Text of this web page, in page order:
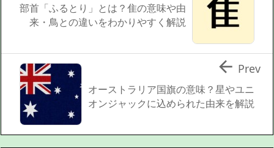
部首「ふるとり」とは？隹の意味や由
来・鳥との違いをわかりやすく解説
オーストラリア国旗の意味？星やユニ
オンジャックに込められた由来を解説
 Prev